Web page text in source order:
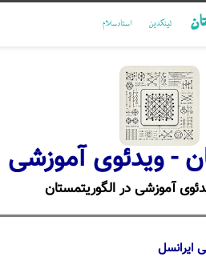
لینکدین استادسلام
- ویدئوی آموزشی
آموزشی در الگوریتمستان